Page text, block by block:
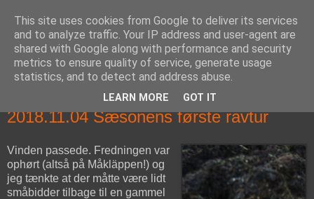
fiskedagbog.dk
Havørredfiskeri, tordenvejr og rav i (en skøn?) tre-enighed
søndag den 4. november 2018
2018.11.04 Sæsonens første ravtur
Vinden passede. Fredningen var
ophørt (altså på Måkläppen!) og
jeg tænkte at der måtte være lidt
småbidder tilbage til en gammel
This site uses cookies from Google to deliver its services
and to analyze traffic. Your IP address and user-agent are
shared with Google along with performance and security
metrics to ensure quality of service, generate usage
statistics, and to detect and address abuse.
LEARN MORE GOT IT